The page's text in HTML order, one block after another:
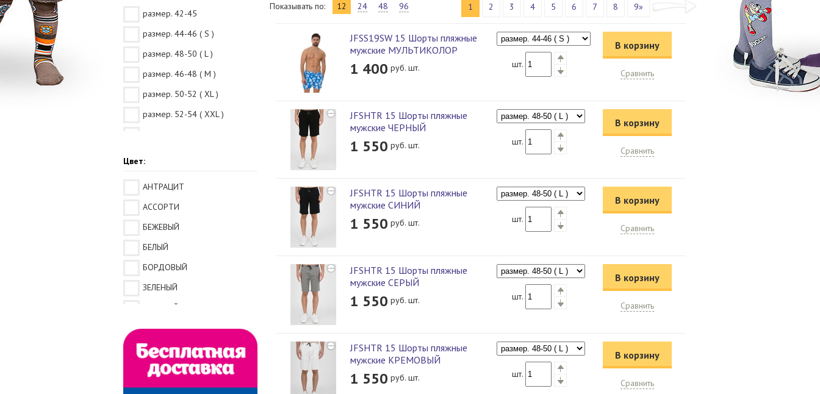
размер. 42-45
размер. 44-46 ( S )
размер. 48-50 ( L )
размер. 46-48 ( M )
размер. 50-52 ( XL )
размер. 52-54 ( XXL )
Цвет:
АНТРАЦИТ
АССОРТИ
БЕЖЕВЫЙ
БЕЛЫЙ
БОРДОВЫЙ
ЗЕЛЕНЫЙ
КРАСНЫЙ
КРЕМОВЫЙ
СЕРЫЙ
СЕРЫЙ МЕЛАНЖ
СИНИЙ
Показывать по: 12 24 48 96 1 2 3 4 5 6 7 8 9»
JFSS19SW 15 Шорты пляжные
мужские МУЛЬТИКОЛОР
1 400 руб. шт. шт.
В корзину
Сравнить
JFSHTR 15 Шорты пляжные
мужские ЧЕРНЫЙ
1 550 руб. шт. шт.
В корзину
Сравнить
JFSHTR 15 Шорты пляжные
мужские СИНИЙ
1 550 руб. шт. шт.
В корзину
Сравнить
JFSHTR 15 Шорты пляжные
мужские СЕРЫЙ
1 550 руб. шт. шт.
В корзину
Сравнить
JFSHTR 15 Шорты пляжные
мужские КРЕМОВЫЙ
1 550 руб. шт. шт.
В корзину
Сравнить